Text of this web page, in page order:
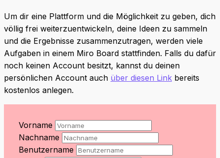
Um dir eine Plattform und die Möglichkeit zu geben, dich
völlig frei weiterzuentwickeln, deine Ideen zu sammeln
und die Ergebnisse zusammenzutragen, werden viele
Aufgaben in einem Miro Board stattfinden. Falls du dafür
noch keinen Account besitzt, kannst du deinen
persönlichen Account auch über diesen Link bereits
kostenlos anlegen.
Vorname
Nachname
Benutzername